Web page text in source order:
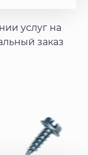
услуг на
заказ